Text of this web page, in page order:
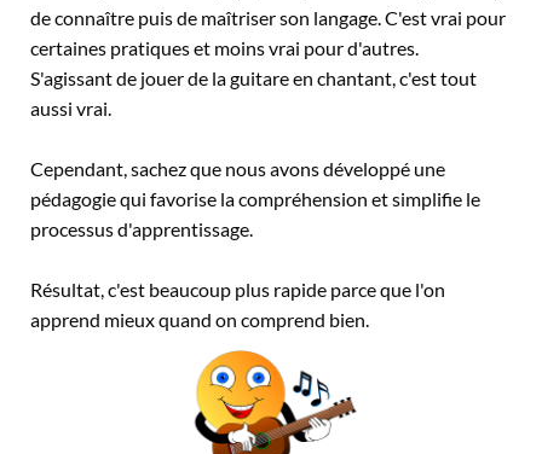
de connaître puis de maîtriser son langage. C'est vrai pour
certaines pratiques et moins vrai pour d'autres.
S'agissant de jouer de la guitare en chantant, c'est tout
aussi vrai.
Cependant, sachez que nous avons développé une
pédagogie qui favorise la compréhension et simplifie le
processus d'apprentissage.
Résultat, c'est beaucoup plus rapide parce que l'on
apprend mieux quand on comprend bien.